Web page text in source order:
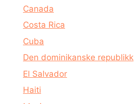
Canada
Costa Rica
Cuba
Den dominikanske republikk
El Salvador
Haiti